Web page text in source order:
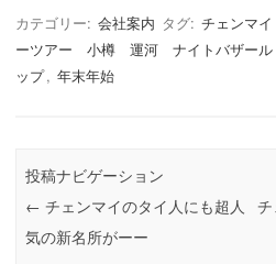
c
e
o
k
st
o
n
ail
カテゴリー: 会社案内 タグ: チェンマ
ーツアー 小樽 運河 ナイトバザー
ップ, 年末年始
投稿ナビゲーション
← チェンマイのタイ人にも超人
気の新名所がーー